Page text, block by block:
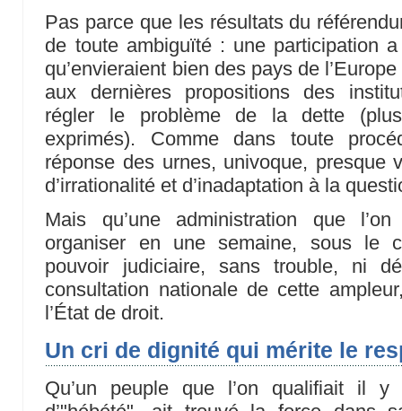
Pas parce que les résultats du
de toute ambiguïté : une participation
qu’envieraient bien des pays de
aux dernières propositions des
régler le problème de la dette
exprimés). Comme dans toute
réponse des urnes, univoque, presque
d’irrationalité et d’inadaptation à la
Mais qu’une administration que
organiser en une semaine, sous le
pouvoir judiciaire, sans trouble, ni
consultation nationale de cette
l’État de droit.
Un cri de dignité qui mérite le
Qu’un peuple que l’on qualifiait il